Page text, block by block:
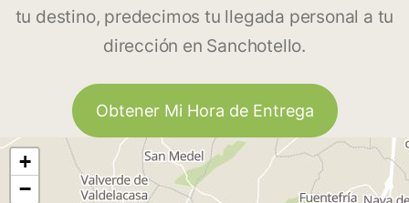
tu destino, predecimos tu llegada personal a tu
dirección en Sanchotello.
Obtener Mi Hora de Entrega
+
−